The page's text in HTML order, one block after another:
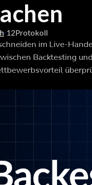
-12Protokoll
im Live-
Backtesting